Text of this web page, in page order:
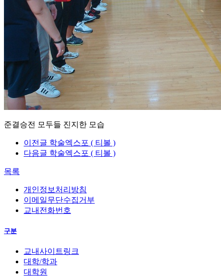
준결승전 모두들 진지한 모습
이전글 학술엑스포 ( 티볼 )
다음글 학술엑스포 ( 티볼 )
목록
개인정보처리방침
이메일무단수집거부
교내전화번호
구분
교내사이트링크
대학/학과
대학원